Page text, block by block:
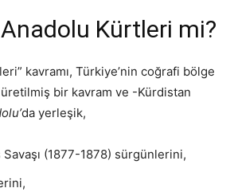
Kürtleri mi?
kavramı, Türkiye’nin coğrafi bölge
üretilmiş bir kavram ve -Kürdistan
da yerleşik,
Savaşı (1877-1878) sürgünlerini,